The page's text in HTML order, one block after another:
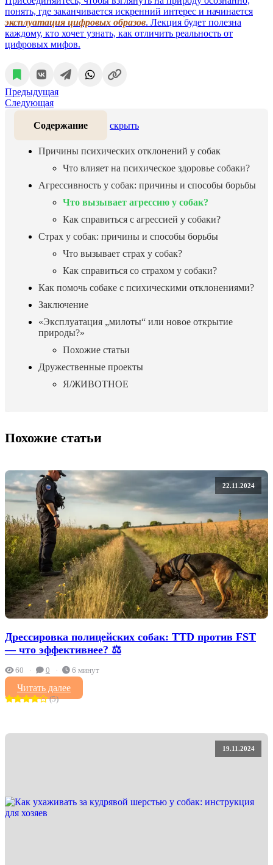
понять, где заканчивается искренний интерес и начинается
эксплуатация цифровых образов. Лекция будет полезна
каждому, кто хочет узнать, как отличить реальность от
цифровых мифов.
Предыдущая
Следующая
Содержание скрыть
Причины психических отклонений у собак
Что влияет на психическое здоровье собаки?
Агрессивность у собак: причины и способы борьбы
Что вызывает агрессию у собак?
Как справиться с агрессией у собаки?
Страх у собак: причины и способы борьбы
Что вызывает страх у собак?
Как справиться со страхом у собаки?
Как помочь собаке с психическими отклонениями?
Заключение
«Эксплуатация „милоты“ или новое открытие
природы?»
Похожие статьи
Дружественные проекты
Я/ЖИВОТНОЕ
Похожие статьи
22.11.2024
Дрессировка полицейских собак: TTD против FST
— что эффективнее? ‍⚖️
60 0 6 минут
Читать далее
(5)
19.11.2024